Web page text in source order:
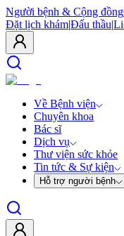
Người bệnh & Cộng đồng
Đặt lịch khám|Đấu thầu|
Về Bệnh viện
Chuyên khoa
Bác sĩ
Dịch vụ
Thư viện sức khỏe
Tin tức & Sự kiện
Hỗ trợ người bệnh